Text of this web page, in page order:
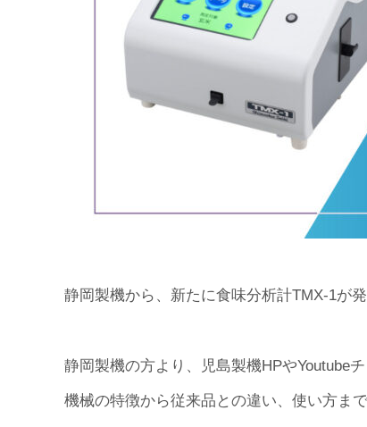
静岡製機から、新たに食味分析計TMX-1が
静岡製機の方より、児島製機HPやYoutube
機械の特徴から従来品との違い、使い方ま